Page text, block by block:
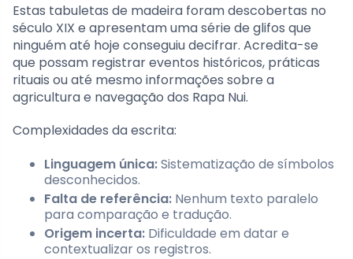
Estas tabuletas de madeira foram descobertas no
século XIX e apresentam uma série de glifos que
ninguém até hoje conseguiu decifrar. Acredita-se
que possam registrar eventos históricos, práticas
rituais ou até mesmo informações sobre a
agricultura e navegação dos Rapa Nui.
Complexidades da escrita:
Linguagem única:Sistematização de símbolos
desconhecidos.
Falta de referência: Nenhum texto paralelo
para comparação e tradução.
Origem incerta: Dificuldade em datar e
contextualizar os registros.